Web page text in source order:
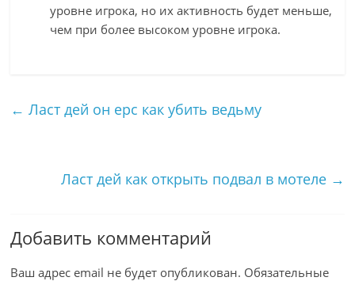
уровне игрока, но их активность будет меньше,
чем при более высоком уровне игрока.
← Ласт дей он ерс как убить ведьму
Ласт дей как открыть подвал в мотеле →
Добавить комментарий
Ваш адрес email не будет опубликован. Обязательные